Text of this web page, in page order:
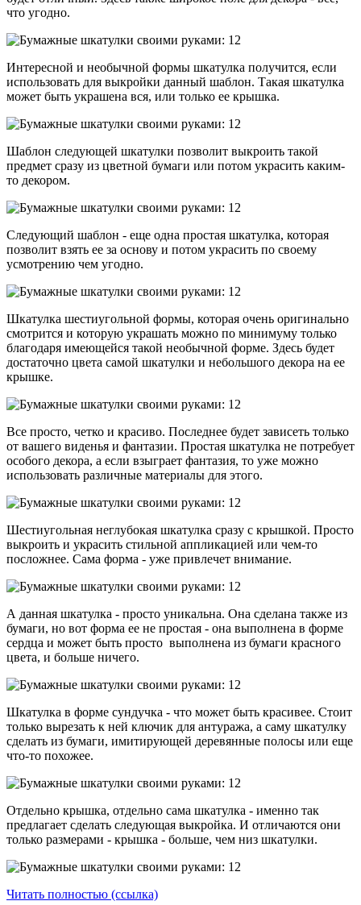
что угодно.
Интересной и необычной формы шкатулка получится, если
использовать для выкройки данный шаблон. Такая шкатулка
может быть украшена вся, или только ее крышка.
Шаблон следующей шкатулки позволит выкроить такой
предмет сразу из цветной бумаги или потом украсить каким-
то декором.
Следующий шаблон - еще одна простая шкатулка, которая
позволит взять ее за основу и потом украсить по своему
усмотрению чем угодно.
Шкатулка шестиугольной формы, которая очень оригинально
смотрится и которую украшать можно по минимуму только
благодаря имеющейся такой необычной форме. Здесь будет
достаточно цвета самой шкатулки и небольшого декора на ее
крышке.
Все просто, четко и красиво. Последнее будет зависеть только
от вашего виденья и фантазии. Простая шкатулка не потребует
особого декора, а если взыграет фантазия, то уже можно
использовать различные материалы для этого.
Шестиугольная неглубокая шкатулка сразу с крышкой. Просто
выкроить и украсить стильной аппликацией или чем-то
посложнее. Сама форма - уже привлечет внимание.
А данная шкатулка - просто уникальна. Она сделана также из
бумаги, но вот форма ее не простая - она выполнена в форме
сердца и может быть просто выполнена из бумаги красного
цвета, и больше ничего.
Шкатулка в форме сундучка - что может быть красивее. Стоит
только вырезать к ней ключик для антуража, а саму шкатулку
сделать из бумаги, имитирующей деревянные полосы или еще
что-то похожее.
Отдельно крышка, отдельно сама шкатулка - именно так
предлагает сделать следующая выкройка. И отличаются они
только размерами - крышка - больше, чем низ шкатулки.
Читать полностью (ссылка)